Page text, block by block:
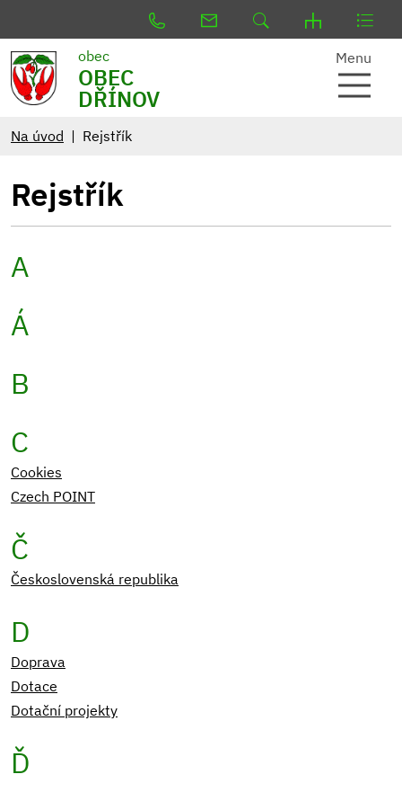
obec
OBEC
DŘÍNOV
Menu
Na úvod Rejstřík
Rejstřík
A
Á
B
C
Cookies
Czech POINT
Č
Československá republika
D
Doprava
Dotace
Dotační projekty
Ď